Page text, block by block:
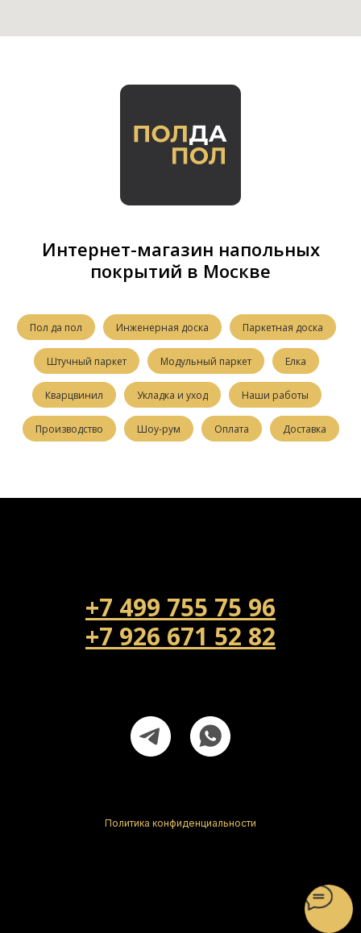
Интернет-магазин напольных
покрытий в Москве
Пол да пол Инженерная доска Паркетная доска
Штучный паркет Модульный паркет Елка
Кварцвинил Укладка и уход Наши работы
Производство Шоу-рум Оплата Доставка
+7 499 755 75 96
+7 926 671 52 82
Политика конфиденциальности